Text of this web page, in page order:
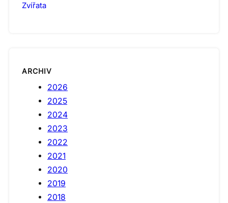
Zvířata
ARCHIV
2026
2025
2024
2023
2022
2021
2020
2019
2018